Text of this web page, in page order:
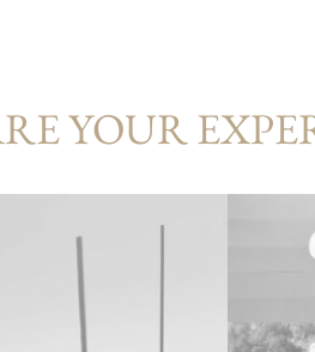
YOUR